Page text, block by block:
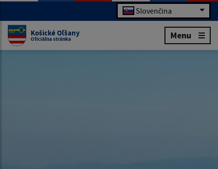
Slovenčina
Košické Oľšany
Oficiálna stránka Menu